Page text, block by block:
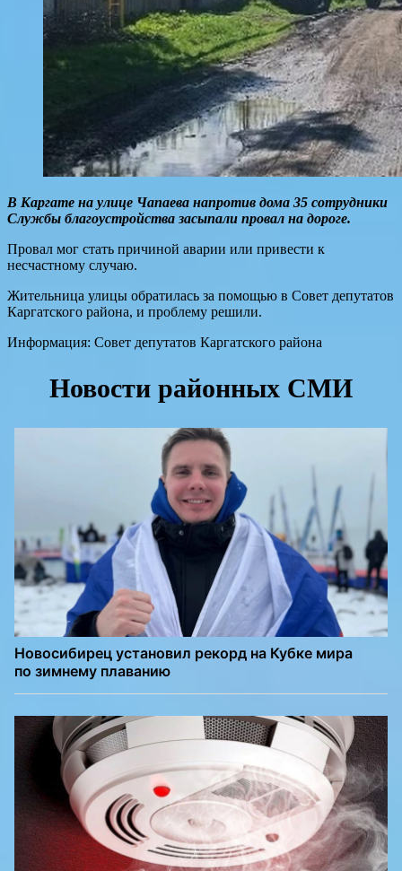
В Каргате на улице Чапаева напротив дома 35 сотрудники
Службы благоустройства засыпали провал на дороге.
Провал мог стать причиной аварии или привести к
несчастному случаю.
Жительница улицы обратилась за помощью в Совет депутатов
Каргатского района, и проблему решили.
Информация: Совет депутатов Каргатского района